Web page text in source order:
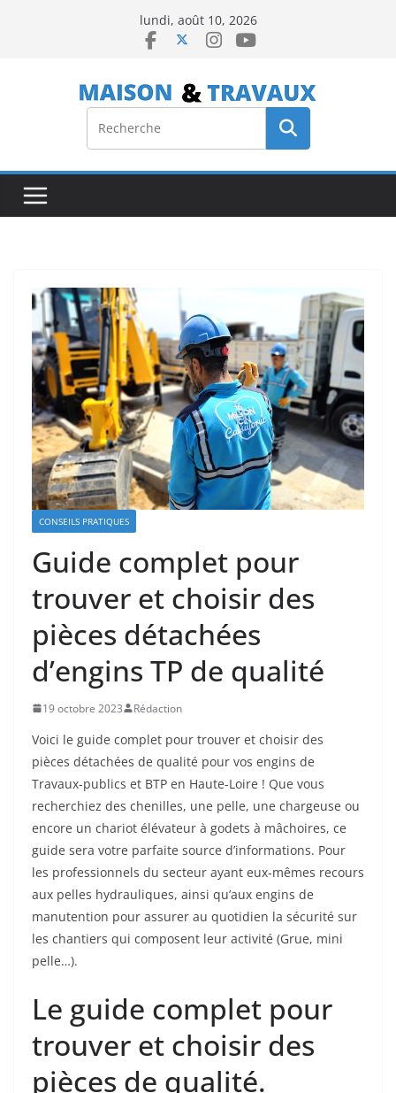
lundi, août 10, 2026
CONSEILS PRATIQUES
Guide complet pour
trouver et choisir des
pièces détachées
d’engins TP de qualité
19 octobre 2023 Rédaction
Voici le guide complet pour trouver et choisir des
pièces détachées de qualité pour vos engins de
Travaux-publics et BTP en Haute-Loire ! Que vous
recherchiez des chenilles, une pelle, une chargeuse ou
encore un chariot élévateur à godets à mâchoires, ce
guide sera votre parfaite source d’informations. Pour
les professionnels du secteur ayant eux-mêmes recours
aux pelles hydrauliques, ainsi qu’aux engins de
manutention pour assurer au quotidien la sécurité sur
les chantiers qui composent leur activité (Grue, mini
pelle…).
Le guide complet pour
trouver et choisir des
pièces de qualité.